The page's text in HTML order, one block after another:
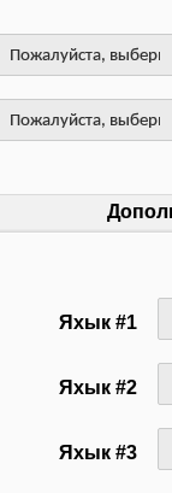
Яхык #1
Яхык #2
Яхык #3